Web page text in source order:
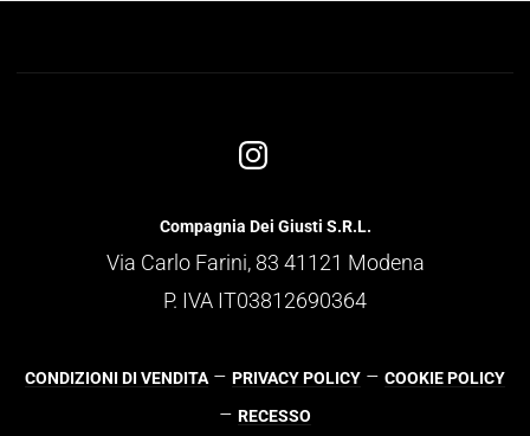
Compagnia Dei Giusti S.R.L.
Via Carlo Farini, 83 41121 Modena
P. IVA IT03812690364
CONDIZIONI DI VENDITA – PRIVACY POLICY – COOKIE POLICY
– RECESSO